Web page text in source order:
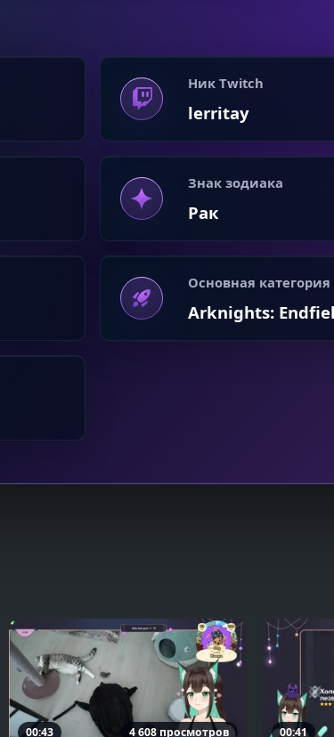
Ник Twitch
lerritay
Знак зодиака
Рак
Основная категория
Arknights:
00:43 4 608 просмотров 00:41